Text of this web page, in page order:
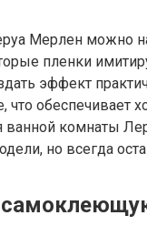
Мерлен можно
пленки
эффект
что
ванной комнаты
но всегда